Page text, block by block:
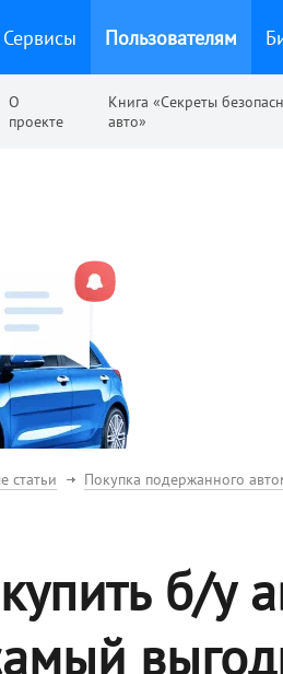
Сервисы Пользователям
О
проекте
Книга «Секреты
авто»
статьи Покупка подержанного
б/у